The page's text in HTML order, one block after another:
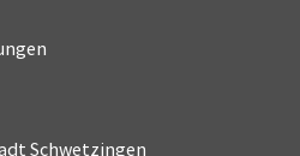
Schwetzingen